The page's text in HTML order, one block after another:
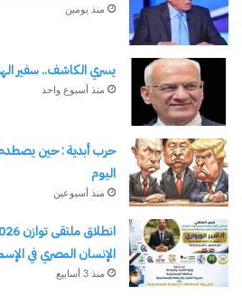
منذ يومين
يسري الكاشف.. سفير
منذ أسبوع واحد
حرب أبدية : حين
اليوم
منذ أسبوعين
الإنسان المصري في
منذ 3 أسابيع